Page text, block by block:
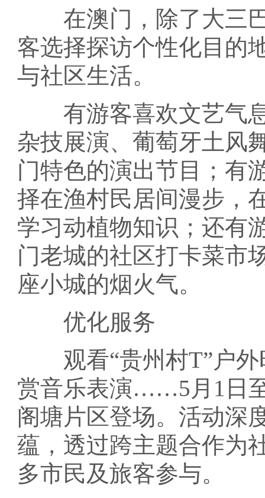
在澳门，除了大三巴
客选择探访个性化目的
与社区生活。
有游客喜欢文艺气息
杂技展演、葡萄牙土风
门特色的演出节目；有
择在渔村民居间漫步，
学习动植物知识；还有
门老城的社区打卡菜市
座小城的烟火气。
优化服务
观看“贵州村T”户外
赏音乐表演……5月1日
阁塘片区登场。活动深
蕴，透过跨主题合作为
多市民及旅客参与。